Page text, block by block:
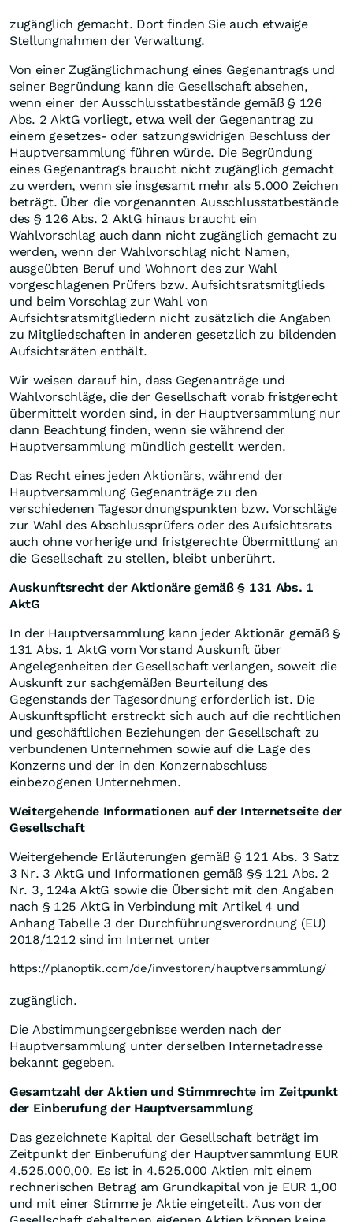
zugänglich gemacht. Dort finden Sie auch etwaige
Stellungnahmen der Verwaltung.
Von einer Zugänglichmachung eines Gegenantrags und
seiner Begründung kann die Gesellschaft absehen,
wenn einer der Ausschlusstatbestände gemäß § 126
Abs. 2 AktG vorliegt, etwa weil der Gegenantrag zu
einem gesetzes- oder satzungswidrigen Beschluss der
Hauptversammlung führen würde. Die Begründung
eines Gegenantrags braucht nicht zugänglich gemacht
zu werden, wenn sie insgesamt mehr als 5.000 Zeichen
beträgt. Über die vorgenannten Ausschlusstatbestände
des § 126 Abs. 2 AktG hinaus braucht ein
Wahlvorschlag auch dann nicht zugänglich gemacht zu
werden, wenn der Wahlvorschlag nicht Namen,
ausgeübten Beruf und Wohnort des zur Wahl
vorgeschlagenen Prüfers bzw. Aufsichtsratsmitglieds
und beim Vorschlag zur Wahl von
Aufsichtsratsmitgliedern nicht zusätzlich die Angaben
zu Mitgliedschaften in anderen gesetzlich zu bildenden
Aufsichtsräten enthält.
Wir weisen darauf hin, dass Gegenanträge und
Wahlvorschläge, die der Gesellschaft vorab fristgerecht
übermittelt worden sind, in der Hauptversammlung nur
dann Beachtung finden, wenn sie während der
Hauptversammlung mündlich gestellt werden.
Das Recht eines jeden Aktionärs, während der
Hauptversammlung Gegenanträge zu den
verschiedenen Tagesordnungspunkten bzw. Vorschläge
zur Wahl des Abschlussprüfers oder des Aufsichtsrats
auch ohne vorherige und fristgerechte Übermittlung an
die Gesellschaft zu stellen, bleibt unberührt.
Auskunftsrecht der Aktionäre gemäß § 131 Abs. 1
AktG
In der Hauptversammlung kann jeder Aktionär gemäß §
131 Abs. 1 AktG vom Vorstand Auskunft über
Angelegenheiten der Gesellschaft verlangen, soweit die
Auskunft zur sachgemäßen Beurteilung des
Gegenstands der Tagesordnung erforderlich ist. Die
Auskunftspflicht erstreckt sich auch auf die rechtlichen
und geschäftlichen Beziehungen der Gesellschaft zu
verbundenen Unternehmen sowie auf die Lage des
Konzerns und der in den Konzernabschluss
einbezogenen Unternehmen.
Weitergehende Informationen auf der Internetseite der
Gesellschaft
Weitergehende Erläuterungen gemäß § 121 Abs. 3 Satz
3 Nr. 3 AktG und Informationen gemäß §§ 121 Abs. 2
Nr. 3, 124a AktG sowie die Übersicht mit den Angaben
nach § 125 AktG in Verbindung mit Artikel 4 und
Anhang Tabelle 3 der Durchführungsverordnung (EU)
2018/1212 sind im Internet unter
https://planoptik.com/de/investoren/hauptversammlung/
zugänglich.
Die Abstimmungsergebnisse werden nach der
Hauptversammlung unter derselben Internetadresse
bekannt gegeben.
Gesamtzahl der Aktien und Stimmrechte im Zeitpunkt
der Einberufung der Hauptversammlung
Das gezeichnete Kapital der Gesellschaft beträgt im
Zeitpunkt der Einberufung der Hauptversammlung EUR
4.525.000,00. Es ist in 4.525.000 Aktien mit einem
rechnerischen Betrag am Grundkapital von je EUR 1,00
und mit einer Stimme je Aktie eingeteilt. Aus von der